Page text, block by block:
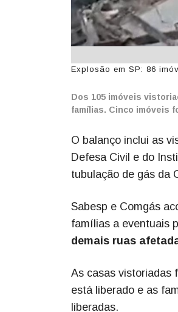
Explosão em SP: 86
Dos 105 imóveis
famílias. Cinco imóveis
O balanço inclui as
Defesa Civil e do
tubulação de gás da
Sabesp e Comgás
famílias a eventuais
demais ruas
As casas vistoriadas
está liberado e as
liberadas.